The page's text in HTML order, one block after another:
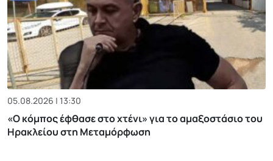
05.08.2026 | 13:30
«Ο κόμπος έφθασε στο χτένι» για το αμαξοστάσιο του
Ηρακλείου στη Μεταμόρφωση